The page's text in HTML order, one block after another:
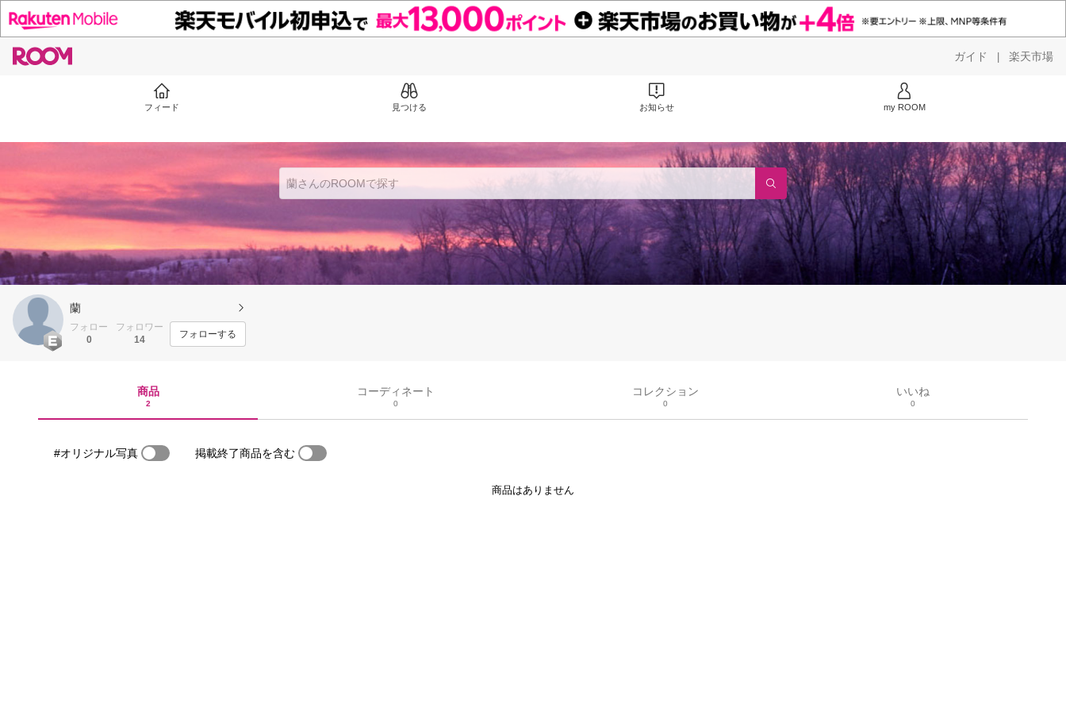
ガイド | 楽天市場
フィード 見つける お知らせ my ROOM
蘭
フォロー
0
フォロワー
14
フォローする
商品
2
コーディネート
0
コレクション
0
いいね
0
#オリジナル写真 掲載終了商品を含む
商品はありません